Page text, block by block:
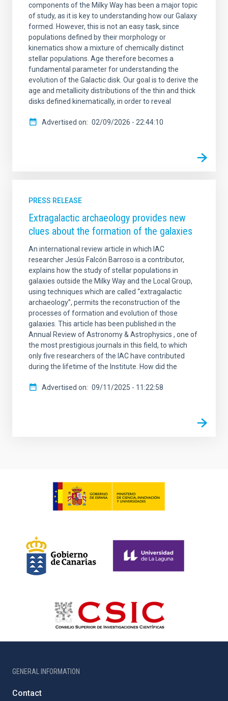
components of the Milky Way has been a major topic
of study, as it is key to understanding how our Galaxy
formed. However, this is not an easy task, since
populations defined by their morphology or
kinematics show a mixture of chemically distinct
stellar populations. Age therefore becomes a
fundamental parameter for understanding the
evolution of the Galactic disk. Our goal is to derive the
age and metallicity distributions of the thin and thick
disks defined kinematically, in order to reveal
Advertised on 02/09/2026 - 22:44:10
PRESS RELEASE
Extragalactic archaeology provides new
clues about the formation of the galaxies
An international review article in which IAC
researcher Jesús Falcón Barroso is a contributor,
explains how the study of stellar populations in
galaxies outside the Milky Way and the Local Group,
using techniques which are called “extragalactic
archaeology”, permits the reconstruction of the
processes of formation and evolution of those
galaxies. This article has been published in the
Annual Review of Astronomy & Astrophysics , one of
the most prestigious journals in this field, to which
only five researchers of the IAC have contributed
during the lifetime of the Institute. How did the
Advertised on 09/11/2025 - 11:22:58
GENERAL INFORMATION
Contact